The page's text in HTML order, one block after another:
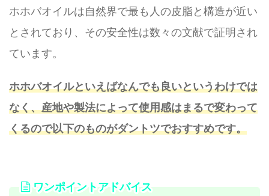
ホホバオイルは自然界で最も人の皮脂と構造が近い
とされており、その安全性は数々の文献で証明され
ています。
ホホバオイルといえばなんでも良いというわけでは
なく、産地や製法によって使用感はまるで変わって
くるので以下のものがダントツでおすすめです。
ワンポイントアドバイス